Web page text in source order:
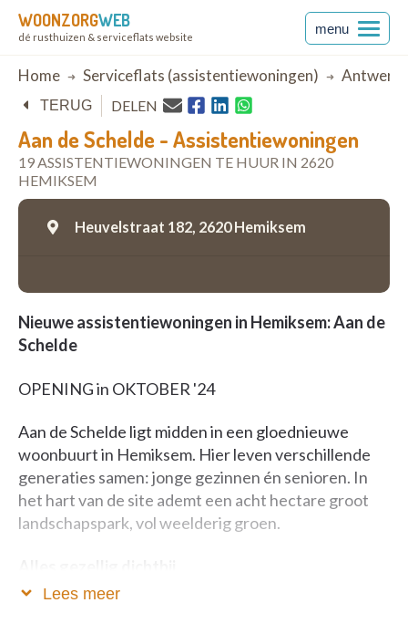
WOONZORGWEB
dé rusthuizen & serviceflats website
menu
Breadcrumb
Home Serviceflats (assistentiewoningen)
Aan de Schelde - Assistentiewoningen
19 ASSISTENTIEWONINGEN TE HUUR IN 2620
HEMIKSEM
TERUG DELEN
Heuvelstraat 182, 2620 Hemiksem
Nieuwe assistentiewoningen in Hemiksem: Aan de
Schelde
OPENING in OKTOBER '24
Aan de Schelde ligt midden in een gloednieuwe
woonbuurt in Hemiksem. Hier leven verschillende
generaties samen: jonge gezinnen én senioren. In
het hart van de site ademt een acht hectare groot
landschapspark, vol weelderig groen.
Lees meer